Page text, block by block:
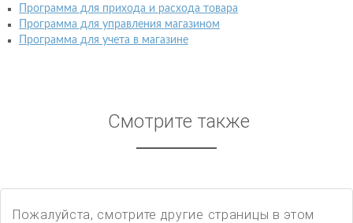
Программа для прихода и расхода товара
Программа для управления магазином
Программа для учета в магазине
Смотрите также
Пожалуйста, смотрите другие страницы в этом